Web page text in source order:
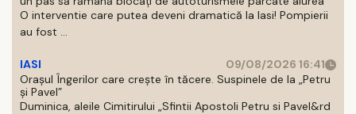
O interventie care putea deveni dramatică la Iasi! Pompierii
au fost ...
IASI
09/08/2026 16:41
Orașul Îngerilor care crește în tăcere. Suspinele de la „Petru
și Pavel”
Duminica, aleile Cimitirului „Sfintii Apostoli Petru si Pavel&rd